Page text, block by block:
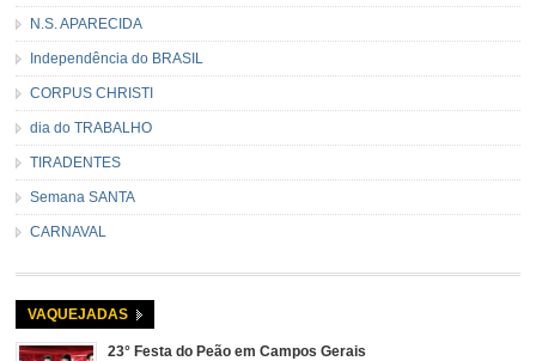
N.S. APARECIDA
Independência do BRASIL
CORPUS CHRISTI
dia do TRABALHO
TIRADENTES
Semana SANTA
CARNAVAL
VAQUEJADAS
23° Festa do Peão em Campos Gerais